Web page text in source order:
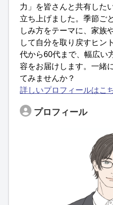
力」を皆さんと共有した
立ち上げました。季節ご
しみ方をテーマに、家族
して自分を取り戻すヒン
代から60代まで、幅広い
容をお届けします。一緒
てみませんか？
詳しいプロフィールはこ
プロフィール